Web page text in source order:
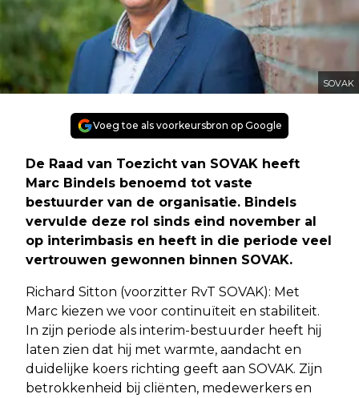
SOVAK
Voeg toe als voorkeursbron op Google
De Raad van Toezicht van SOVAK heeft
Marc Bindels benoemd tot vaste
bestuurder van de organisatie. Bindels
vervulde deze rol sinds eind november al
op interimbasis en heeft in die periode veel
vertrouwen gewonnen binnen SOVAK.
Richard Sitton (voorzitter RvT SOVAK): Met
Marc kiezen we voor continuïteit en stabiliteit.
In zijn periode als interim-bestuurder heeft hij
laten zien dat hij met warmte, aandacht en
duidelijke koers richting geeft aan SOVAK. Zijn
betrokkenheid bij cliënten, medewerkers en